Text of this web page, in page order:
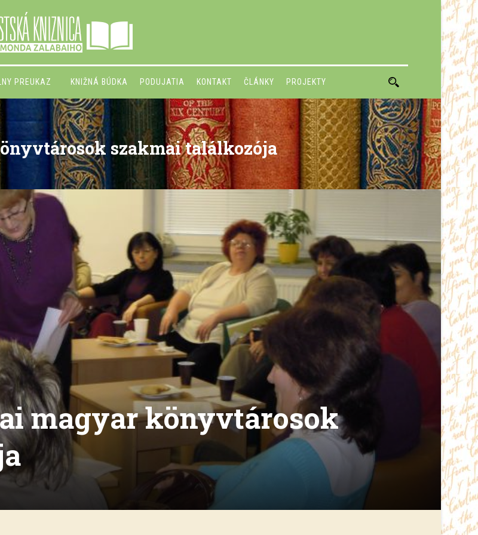
PREUKAZ KNIŽNÁ BÚDKA PODUJATIA KONTAKT ČLÁNKY PROJEKTY
szakmai találkozója
magyar könyvtárosok